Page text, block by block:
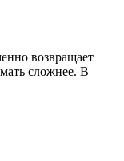
возвращает
сложнее. В